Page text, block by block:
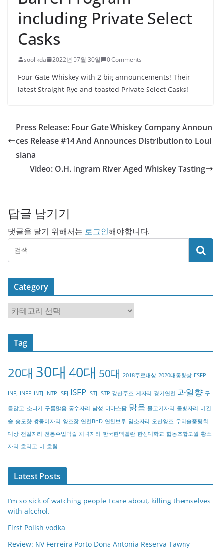
including Private Select
Casks
soolikda 2022년 07월 30일 0 Comments
Four Gate Whiskey with 2 big announcements! Their
latest Straight Rye and toasted Private Select Casks!
Press Release: Four Gate Whiskey Company Announ
ces Release #14 And Announces Distribution to Loui
siana
Video: O.H. Ingram River Aged Whiskey Tasting
답글 남기기
댓글을 달기 위해서는 로그인해야합니다.
Category
a
t
o
y
Tag
20대 30대 40대 50대 2018주료대상 2020대통령상 ESFP
INFJ INFP INTJ INTP ISFJ ISFP ISTJ ISTP 강산주조 게자리 경기연천 과일향 구
름많고_소나기 구름많음 궁수자리 남성 마마스팜 맑음 물고기자리 물병자리 비건
술 송도향 쌍둥이자리 양조장 연천BnD 연천브루 염소자리 오산양조 우리술품평회
대상 전갈자리 전통주입덕술 처녀자리 한국현멕켈란 한신대학교 협동조합모월 황소
자리 흐리고_비 흐림
Latest Posts
I’m so sick of watching people I care about, killing themselves
with alcohol.
First Polish vodka
Review: NV Ferreira Porto Dona Antonia Reserva Tawny